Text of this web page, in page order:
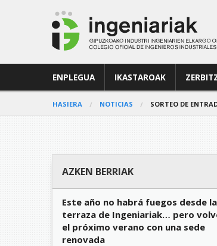
ENPLEGUA IKASTAROAK
HASIERA NOTICIAS SORTEO DE
AZKEN BERRIAK
Este año no habrá fuegos desde la
terraza de Ingeniariak… pero
el próximo verano con una sede
renovada